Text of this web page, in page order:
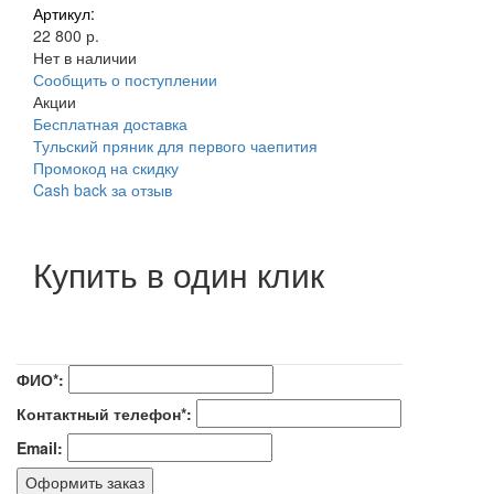
Артикул:
22 800 р.
Нет в наличии
Сообщить о поступлении
Акции
Бесплатная доставка
Тульский пряник для первого чаепития
Промокод на скидку
Cash back за отзыв
Купить в один клик
ФИО*:
Контактный телефон*:
Email:
Оформить заказ